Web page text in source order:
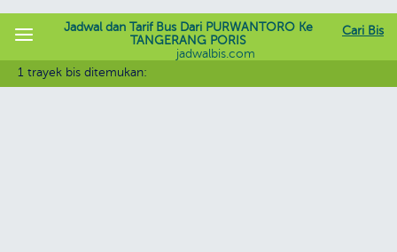
Cari Bis
Jadwal dan Tarif Bus Dari PURWANTORO Ke
TANGERANG PORIS
jadwalbis.com
1 trayek bis ditemukan: